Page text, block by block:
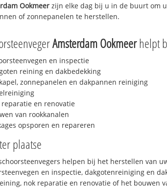
Ookmeer zijn elke dag bij u in de buurt om
of zonnepanelen te herstellen.
Amsterdam Ookmeerhelpt
en inspectie
reining en dakbedekking
zonnepanelen en dakpannen reiniging
reparatie en renovatie
van rookkanalen
opsporen en repareren
plaatse
helpen bij het herstellen van
en inspectie, dakgotenreiniging en
nok reparatie en renovatie of het bouwen